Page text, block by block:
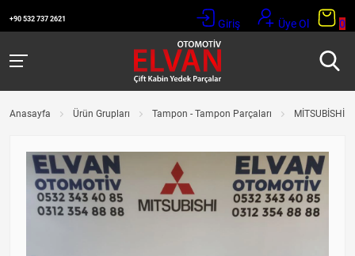
+90 532 737 2621 Giriş Üye Ol 0
Anasayfa Ürün Grupları Tampon - Tampon Parçaları MİTSUBİSHİ